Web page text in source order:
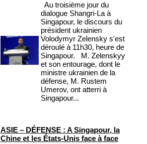
Au troisième jour du
dialogue Shangri-La à
Singapour, le discours du
président ukrainien
Volodymyr Zelensky s'est
déroulé à 11h30, heure de
Singapour. M. Zelenskyy
et son entourage, dont le
ministre ukrainien de la
défense, M. Rustem
Umerov, ont atterri à
Singapour...
ASIE – DÉFENSE : A Singapour, la
Chine et les États-Unis face à face